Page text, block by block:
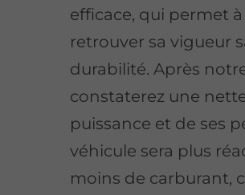
efficace, qui permet
retrouver sa vigueur
durabilité. Après
constaterez une
puissance et de ses
véhicule sera plus
moins de carburant,